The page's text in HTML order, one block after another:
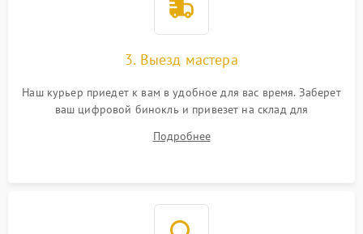
3. Выезд мастера
Наш курьер приедет к вам в удобное для вас время. Заберет
ваш цифровой бинокль и привезет на склад для
Подробнее